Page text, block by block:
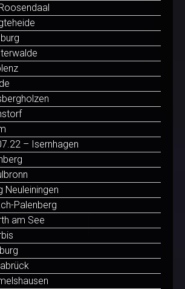
– Isernhagen
Neuleiningen
Palenberg
am See